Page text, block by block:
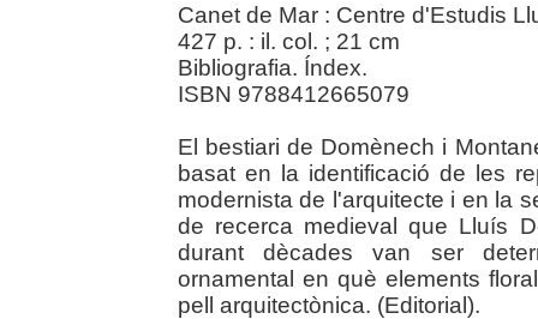
Canet de Mar : Centre d'Estudis
427 p. : il. col. ; 21 cm
Bibliografia. Índex.
ISBN 9788412665079
El bestiari de Domènech i
basat en la identificació de les
modernista de l'arquitecte i en la
de recerca medieval que Lluís
durant dècades van ser
ornamental en què elements
pell arquitectònica. (Editorial).